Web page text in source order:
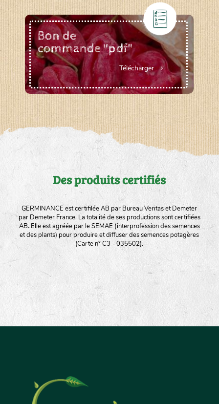
Bon de
commande "pdf"
Télécharger
Des produits certifiés
GERMINANCE est certifilée AB par Bureau Veritas et Demeter
par Demeter France. La totalité de ses productions sont certifiées
AB. Elle est agréée par le SEMAE (interprofession des semences
et des plants) pour produire et diffuser des semences potagères
(Carte n° C3 - 035502).